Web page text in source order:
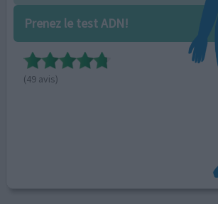
Prenez le test ADN!
(49 avis)